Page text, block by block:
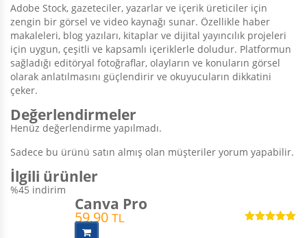
Adobe Stock, gazeteciler, yazarlar ve içerik üreticiler için
zengin bir görsel ve video kaynağı sunar. Özellikle haber
makaleleri, blog yazıları, kitaplar ve dijital yayıncılık projeleri
için uygun, çeşitli ve kapsamlı içeriklerle doludur. Platformun
sağladığı editöryal fotoğraflar, olayların ve konuların görsel
olarak anlatılmasını güçlendirir ve okuyucuların dikkatini
çeker.
Değerlendirmeler
Henüz değerlendirme yapılmadı.
Sadece bu ürünü satın almış olan müşteriler yorum yapabilir.
İlgili ürünler
%45 indirim
Canva Pro
59,90 TL